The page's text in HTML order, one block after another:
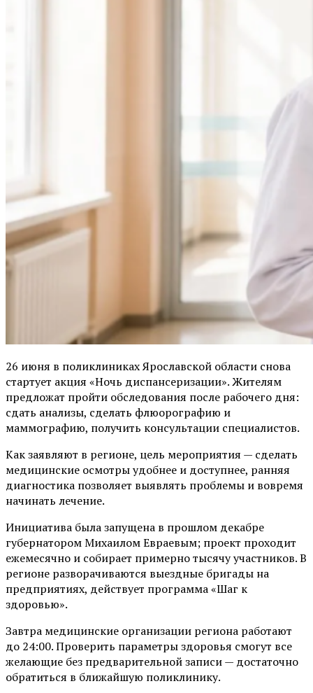
26 июня в поликлиниках Ярославской области снова
стартует акция «Ночь диспансеризации». Жителям
предложат пройти обследования после рабочего дня:
сдать анализы, сделать флюорографию и
маммографию, получить консультации специалистов.
Как заявляют в регионе, цель мероприятия — сделать
медицинские осмотры удобнее и доступнее, ранняя
диагностика позволяет выявлять проблемы и вовремя
начинать лечение.
Инициатива была запущена в прошлом декабре
губернатором Михаилом Евраевым; проект проходит
ежемесячно и собирает примерно тысячу участников. В
регионе разворачиваются выездные бригады на
предприятиях, действует программа «Шаг к
здоровью».
Завтра медицинские организации региона работают
до 24:00. Проверить параметры здоровья смогут все
желающие без предварительной записи — достаточно
обратиться в ближайшую поликлинику.